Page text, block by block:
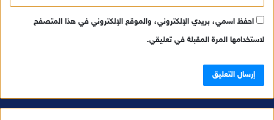
احفظ اسمي، بريدي الإلكتروني، والموقع الإلكتروني في هذا المتصفح
لاستخدامها المرة المقبلة في تعليقي.